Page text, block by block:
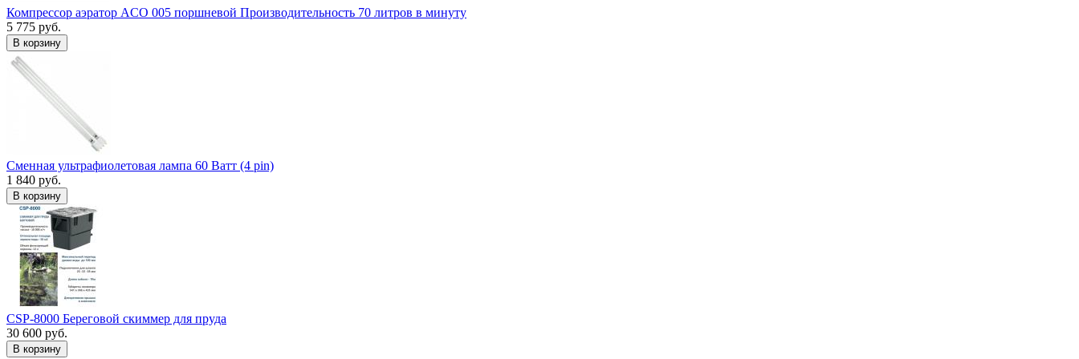
Компрессор аэратор ACO 005 поршневой Производительность 70 литров в минуту
5 775 руб.
В корзину
Сменная ультрафиолетовая лампа 60 Ватт (4 pin)
1 840 руб.
В корзину
CSP-8000 Береговой скиммер для пруда
30 600 руб.
В корзину